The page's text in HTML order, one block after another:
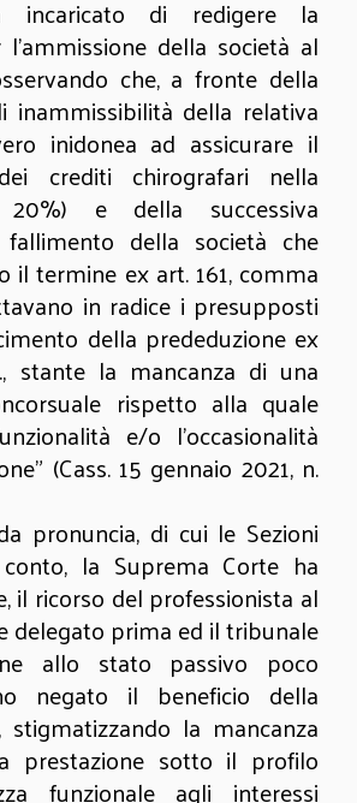
incaricato di redigere la
della società al
che, a fronte della
inammissibilità della relativa
inidonea ad assicurare il
crediti chirografari nella
e della successiva
della società che
il termine ex art. 161, comma
in radice i presupposti
della prededuzione ex
stante la mancanza di una
rispetto alla quale
e/o l'occasionalità
(Cass. 15 gennaio 2021, n.
pronuncia, di cui le Sezioni
la Suprema Corte ha
il ricorso del professionista al
delegato prima ed il tribunale
allo stato passivo poco
negato il beneficio della
stigmatizzando la mancanza
prestazione sotto il profilo
funzionale agli interessi